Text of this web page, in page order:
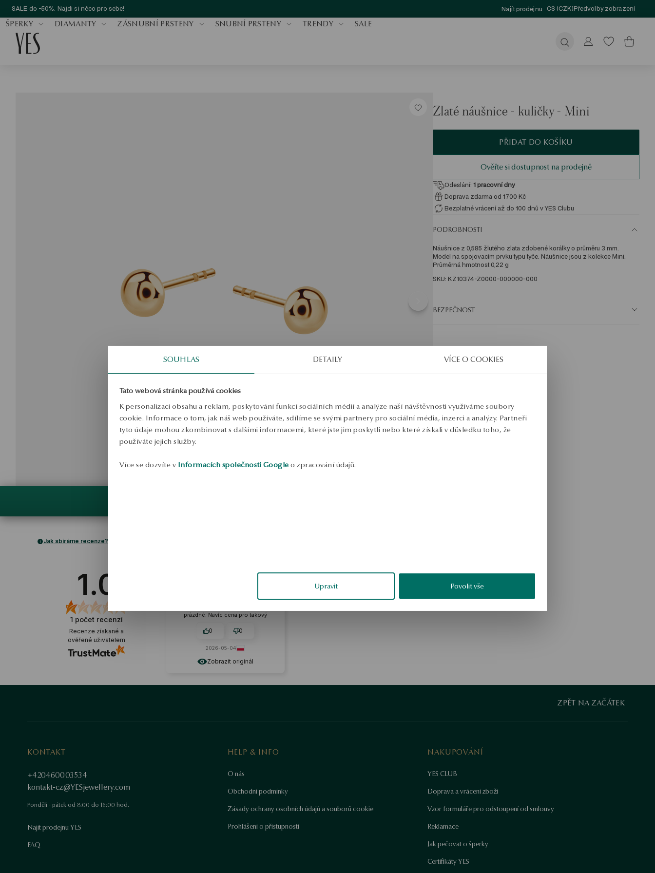
SOUHLAS DETAILY VÍCE O COOKIES
Tato webová stránka používá cookies
K personalizaci obsahu a reklam, poskytování funkcí sociálních médií a analýze naší návštěvnosti využíváme soubory
cookie. Informace o tom, jak náš web používáte, sdílíme se svými partnery pro sociální média, inzerci a analýzy. Partneři
tyto údaje mohou zkombinovat s dalšími informacemi, které jste jim poskytli nebo které získali v důsledku toho, že
používáte jejich služby.
Více se dozvíte v Informacích společnosti Google o zpracování údajů.
Upravit Povolit vše
SALE do -50%. Najdi si něco pro sebe! Najít prodejnu CS (CZK)Předvolby zobrazení
ŠPERKY DIAMANTY ZÁSNUBNÍ PRSTENY SNUBNÍ PRSTENY TRENDY SALE
Odeslat
Zlaté náušnice - kuličky - Mini
PŘIDAT DO KOŠÍKU
Ověřte si dostupnost na prodejně
Odeslání: 1 pracovní dny
Doprava zdarma od 1700 Kč
Bezplatné vrácení až do 100 dnů v YES Clubu
PODROBNOSTI
Náušnice z 0,585 žlutého zlata zdobené korálky o průměru 3 mm.
Model na spojovacím prvku typu tyče. Náušnice jsou z kolekce Mini.
Průměrná hmotnost 0,22 g
SKU: KZ10374-Z0000-000000-000
BEZPEČNOST
Jak sbíráme recenze?
1.0
1 počet recenzí
Recenze získané a
ověřené uživatelem
Zobrazit originál
tvar kuliček, ale ve skutečnosti jsou
prázdné. Navíc cena pro takový
0 0
2026-05-04
ZPĚT NA ZAČÁTEK
KONTAKT
+420460003534
kontakt-cz@YESjewellery.com
Pondělí - pátek od 8:00 do 16:00 hod.
Najít prodejnu YES
FAQ
HELP & INFO
O nás
Obchodní podmínky
Zásady ochrany osobních údajů a souborů cookie
Prohlášení o přístupnosti
NAKUPOVÁNÍ
YES CLUB
Doprava a vrácení zboží
Vzor formuláře pro odstoupení od smlouvy
Reklamace
Jak pečovat o šperky
Certifikáty YES